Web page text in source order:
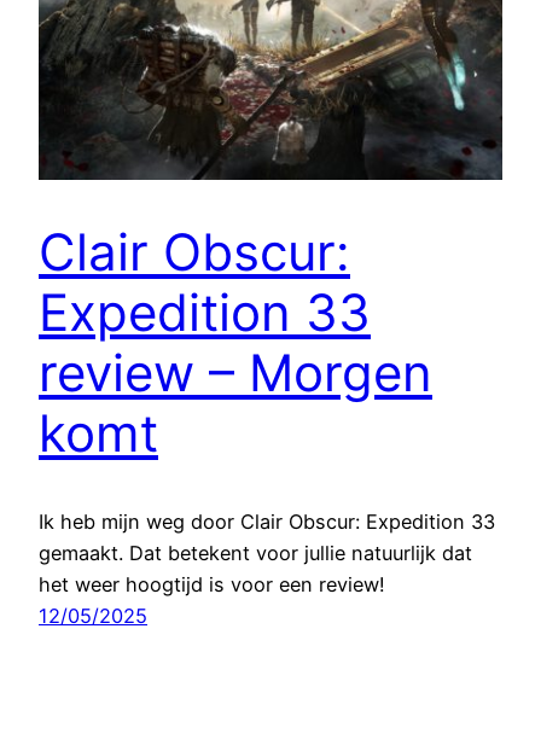
Clair Obscur:
Expedition 33
review – Morgen
komt
Ik heb mijn weg door Clair Obscur: Expedition 33
gemaakt. Dat betekent voor jullie natuurlijk dat
het weer hoogtijd is voor een review!
12/05/2025